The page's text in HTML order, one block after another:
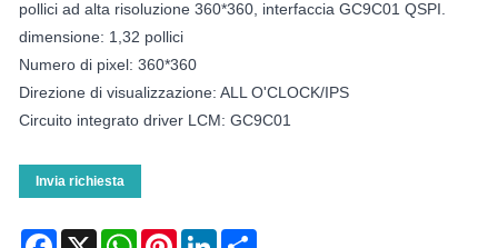
pollici ad alta risoluzione 360*360, interfaccia GC9C01 QSPI.
dimensione: 1,32 pollici
Numero di pixel: 360*360
Direzione di visualizzazione: ALL O'CLOCK/IPS
Circuito integrato driver LCM: GC9C01
Invia richiesta
Facebook
X WhatsAppPinterestLinkedIn